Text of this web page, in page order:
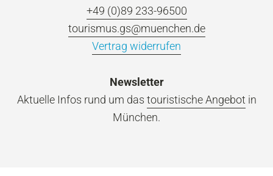
+49 (0)89 233-96500
tourismus.gs@muenchen.de
Vertrag widerrufen
Newsletter
Aktuelle Infos rund um das touristische Angebot in
München.